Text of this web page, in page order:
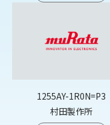
1255AY-1R0N=P3
村田製作所